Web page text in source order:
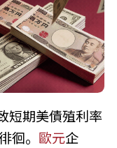
短期美債殖利率
徊。 歐元企